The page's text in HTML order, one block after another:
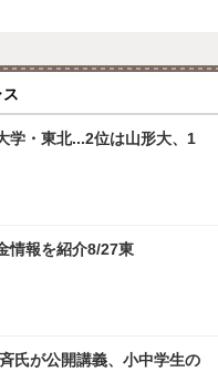
学・東北...2位は山形大、1
情報を紹介8/27東
氏が公開講義、小中学生の